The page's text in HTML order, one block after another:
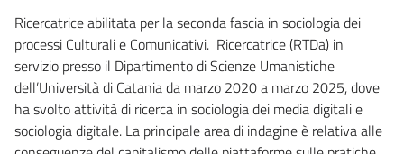
Ricercatrice abilitata per la seconda fascia in sociologia dei
processi Culturali e Comunicativi. Ricercatrice (RTDa) in
servizio presso il Dipartimento di Scienze Umanistiche
dell’Università di Catania da marzo 2020 a marzo 2025, dove
ha svolto attività di ricerca in sociologia dei media digitali e
sociologia digitale. La principale area di indagine è relativa alle